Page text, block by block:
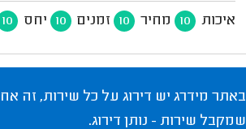
איכות 10 מחיר 10 זמנים 10 יחס 10
באתר מידרג יש דירוג על כל שירות, זה
שמקבל שירות - נותן דירוג.